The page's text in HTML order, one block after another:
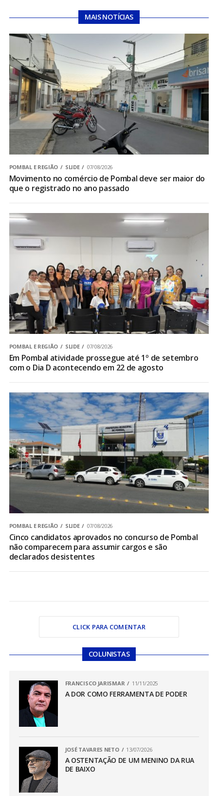
MAIS NOTÍCIAS
POMBAL E REGIÃO SLIDE 07/08/2026
Movimento no comércio de Pombal deve ser maior do
que o registrado no ano passado
POMBAL E REGIÃO SLIDE 07/08/2026
Em Pombal atividade prossegue até 1º de setembro
com o Dia D acontecendo em 22 de agosto
POMBAL E REGIÃO SLIDE 07/08/2026
Cinco candidatos aprovados no concurso de Pombal
não comparecem para assumir cargos e são
declarados desistentes
CLICK PARA COMENTAR
COLUNISTAS
FRANCISCO JARISMAR 11/11/2025
A DOR COMO FERRAMENTA DE PODER
JOSÉ TAVARES NETO 13/07/2026
A OSTENTAÇÃO DE UM MENINO DA RUA
DE BAIXO